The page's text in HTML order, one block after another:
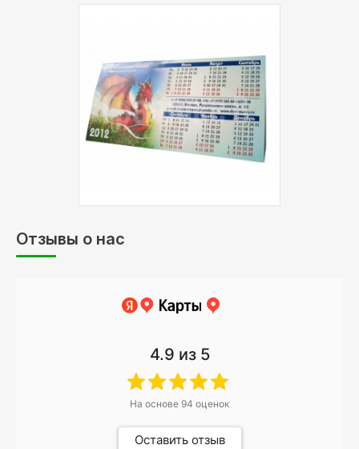
печати:
Цифровая печать
Цветность:4+0 - цветная печать
с одной стороны
Обработка:биговка, склейка
бумага 300 гр, матоая
Отзывы о нас
4.9 из 5
На основе 94 оценок
Оставить отзыв